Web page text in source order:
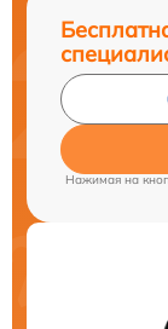
Нажимая на